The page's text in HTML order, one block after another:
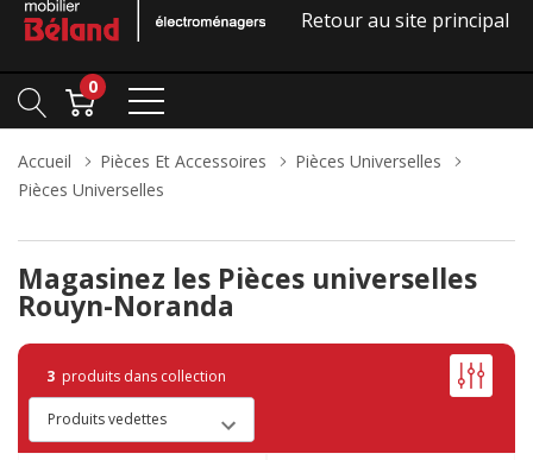
Retour au site principal
0
Accueil Pièces Et Accessoires
Pièces Universelles
Pièces Universelles
Magasinez les Pièces universelles
Rouyn-Noranda
3 produits dans collection